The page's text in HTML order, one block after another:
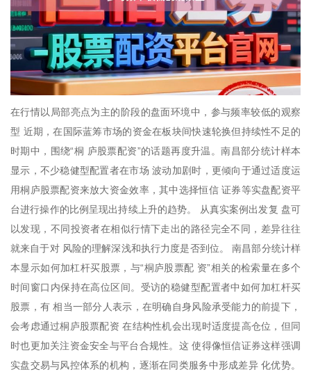
在行情以局部亮点为主的阶段的盘面环境中，参与频率较低的观察
型 近期，在国际蓝筹市场的资金在板块间快速轮换但持续性不足的
时期中，围绕“桐 庐股票配资”的话题再度升温。南昌部分统计样本
显示，不少稳健型配置者在市场 波动加剧时，更倾向于通过适度运
用桐庐股票配资来放大资金效率，其中选择恒信 证券等实盘配资平
台进行操作的比例呈现出持续上升的趋势。 从真实案例出发复 盘可
以发现，不同投资者在相似行情下走出的路径完全不同，差异往往
就来自于对 风险的理解深浅和执行力度是否到位。 南昌部分统计样
本显示如何加杠杆买股票，与“桐庐股票配 资”相关的检索量在多个
时间窗口内保持在高位区间。受访的稳健型配置者中如何加杠杆买
股票，有 相当一部分人表示，在明确自身风险承受能力的前提下，
会考虑通过桐庐股票配资 在结构性机会出现时适度提高仓位，但同
时也更加关注资金安全与平台合规性。这 使得像恒信证券这样强调
实盘交易与风控体系的机构，逐渐在同类服务中形成差异 化优势。